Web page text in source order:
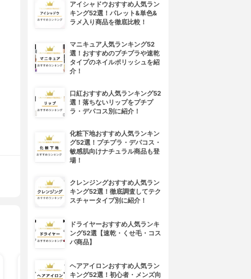
4位
アイシャドウおすすめ人気ラン
キング52選！パレット&単色&
ラメ入り商品を徹底比較！
マニキュア人気ランキング52
選！おすすめのプチプラや速乾
タイプのネイルポリッシュを紹
介！
口紅おすすめ人気ランキング52
選！落ちないリップをプチプ
ラ・デパコス別に紹介！
化粧下地おすすめ人気ランキン
グ52選！プチプラ・デパコス・
敏感肌向けナチュラル商品も登
場！
クレンジングおすすめ人気ラン
キング52選！徹底調査してテク
スチャータイプ別に紹介！
ドライヤーおすすめ人気ランキ
ング52選【速乾・くせ毛・コス
パ商品】
ヘアアイロンおすすめ人気ラン
キング52選！初心者・メンズ向